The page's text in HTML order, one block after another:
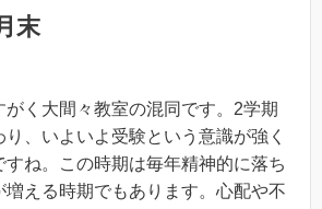
末
がく大間々教室の混同です。2学期
、いよいよ受験という意識が強く
すね。この時期は毎年精神的に落ち
増える時期でもあります。心配や不